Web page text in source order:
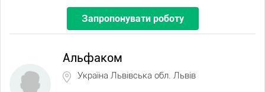
Запропонувати роботу
Альфаком
Україна Львівська обл. Львів